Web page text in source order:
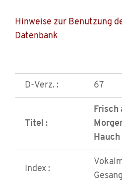
Hinweise zur Benutzung
Datenbank
D-Verz. : 67
Titel :
Frisch
Hauch
Index :